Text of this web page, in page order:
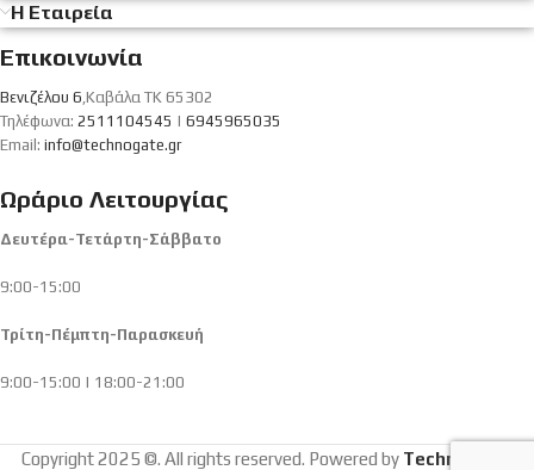
Η Εταιρεία
Επικοινωνία
Βενιζέλου 6,Καβάλα ΤΚ 65302
Τηλέφωνα: 2511104545 | 6945965035
Email: info@technogate.gr
Ωράριο Λειτουργίας
Δευτέρα-Τετάρτη-Σάββατο
9:00-15:00
Τρίτη-Πέμπτη-Παρασκευή
9:00-15:00 | 18:00-21:00
Copyright 2025 ©. All rights reserved. Powered by Technogate